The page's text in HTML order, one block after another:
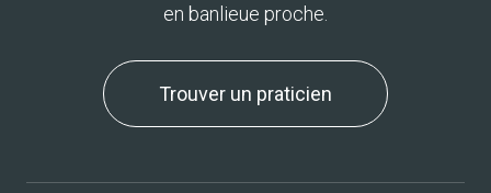
en banlieue proche.
Trouver un praticien